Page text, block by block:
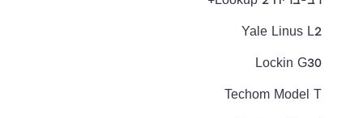
Yale Linus L2
Lockin G30
Techom Model T